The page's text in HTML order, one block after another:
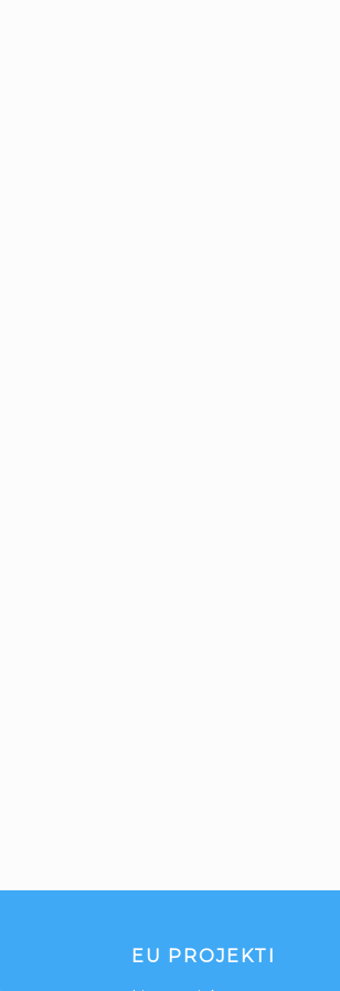
EU PROJEKTI